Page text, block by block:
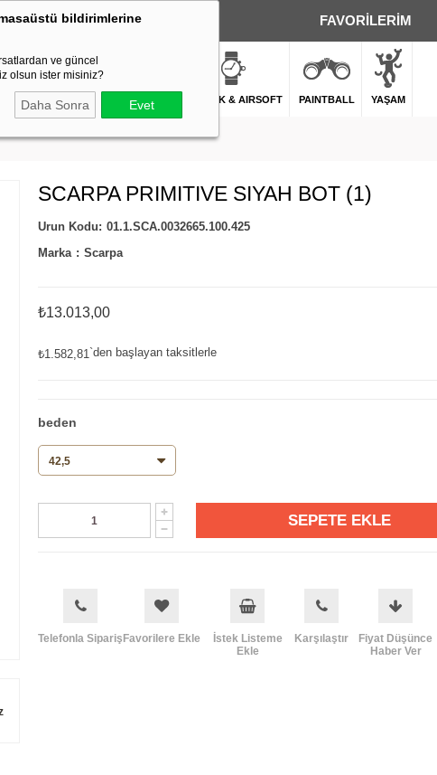
bildirimlerine
ve güncel
olsun ister misiniz?
Daha Sonra Evet
FAVORİLERİM
DAĞCILIK & İŞ GÜVENLİĞİ ATICILIK & AIRSOFT PAINTBALL YAŞAM
SCARPA PRIMITIVE SIYAH BOT (1)
01.1.SCA.0032665.100.425
Marka : Scarpa
₺13.013,00
₺1.582,81`den başlayan taksitlerle
beden
Telefonla Sipariş Favorilere Ekle
İstek Listeme
Ekle
Karşılaştır
Fiyat Düşünce
Haber Ver